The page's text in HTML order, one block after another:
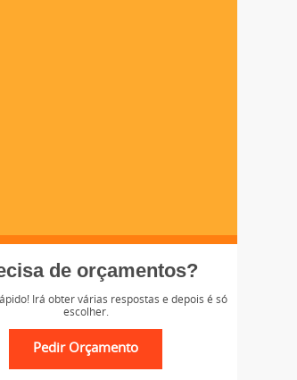
de orçamentos?
Irá obter várias respostas e depois é só
escolher.